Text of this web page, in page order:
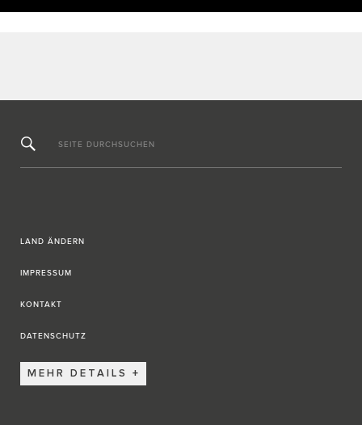
SEITE DURCHSUCHEN
LAND ÄNDERN
IMPRESSUM
KONTAKT
DATENSCHUTZ
MEHR DETAILS